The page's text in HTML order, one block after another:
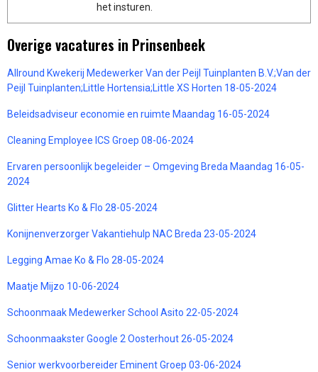
het insturen.
Overige vacatures in Prinsenbeek
Allround Kwekerij Medewerker Van der Peijl Tuinplanten B.V.;Van der
Peijl Tuinplanten;Little Hortensia;Little XS Horten 18-05-2024
Beleidsadviseur economie en ruimte Maandag 16-05-2024
Cleaning Employee ICS Groep 08-06-2024
Ervaren persoonlijk begeleider – Omgeving Breda Maandag 16-05-
2024
Glitter Hearts Ko & Flo 28-05-2024
Konijnenverzorger Vakantiehulp NAC Breda 23-05-2024
Legging Amae Ko & Flo 28-05-2024
Maatje Mijzo 10-06-2024
Schoonmaak Medewerker School Asito 22-05-2024
Schoonmaakster Google 2 Oosterhout 26-05-2024
Senior werkvoorbereider Eminent Groep 03-06-2024